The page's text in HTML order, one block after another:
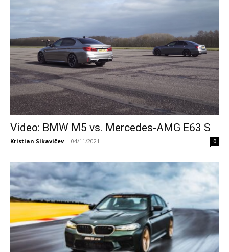
Video: BMW M5 vs. Mercedes-AMG E63 S
Kristian Sikavičev - 04/11/2021 0